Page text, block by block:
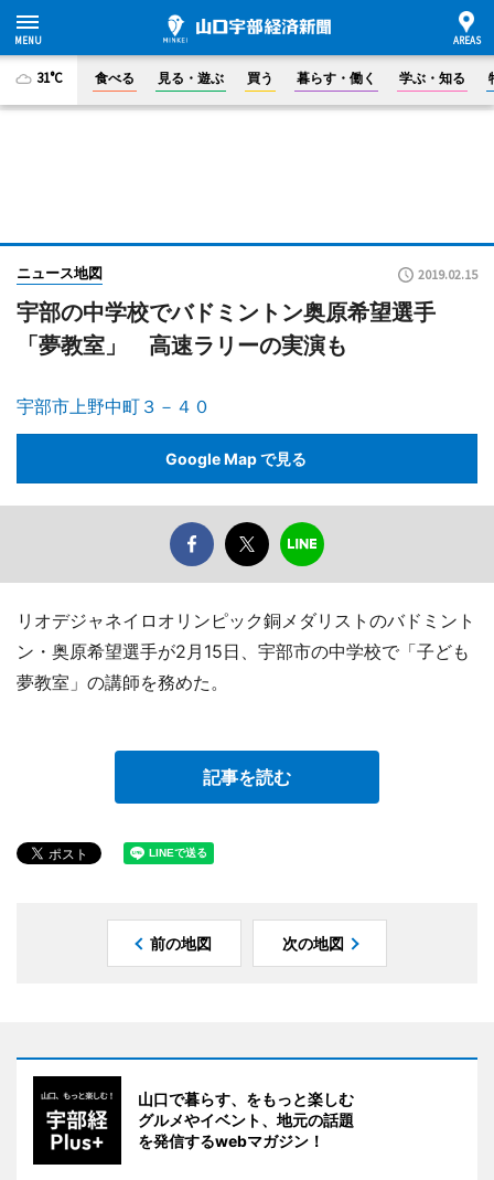
31°C 食べる 見る・遊ぶ 買う 暮らす・働く 学ぶ・知る
ニュース地図 2019.02.15
宇部の中学校でバドミントン奥原希望選手
「夢教室」 高速ラリーの実演も
宇部市上野中町３－４０
Google Map で見る
リオデジャネイロオリンピック銅メダリストのバドミント
ン・奥原希望選手が2月15日、宇部市の中学校で「子ども
夢教室」の講師を務めた。
記事を読む
前の地図 次の地図
山口で暮らす、をもっと楽しむ
グルメやイベント、地元の話題
を発信するwebマガジン！